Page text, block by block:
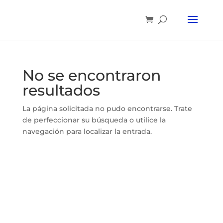
No se encontraron
resultados
La página solicitada no pudo encontrarse. Trate
de perfeccionar su búsqueda o utilice la
navegación para localizar la entrada.